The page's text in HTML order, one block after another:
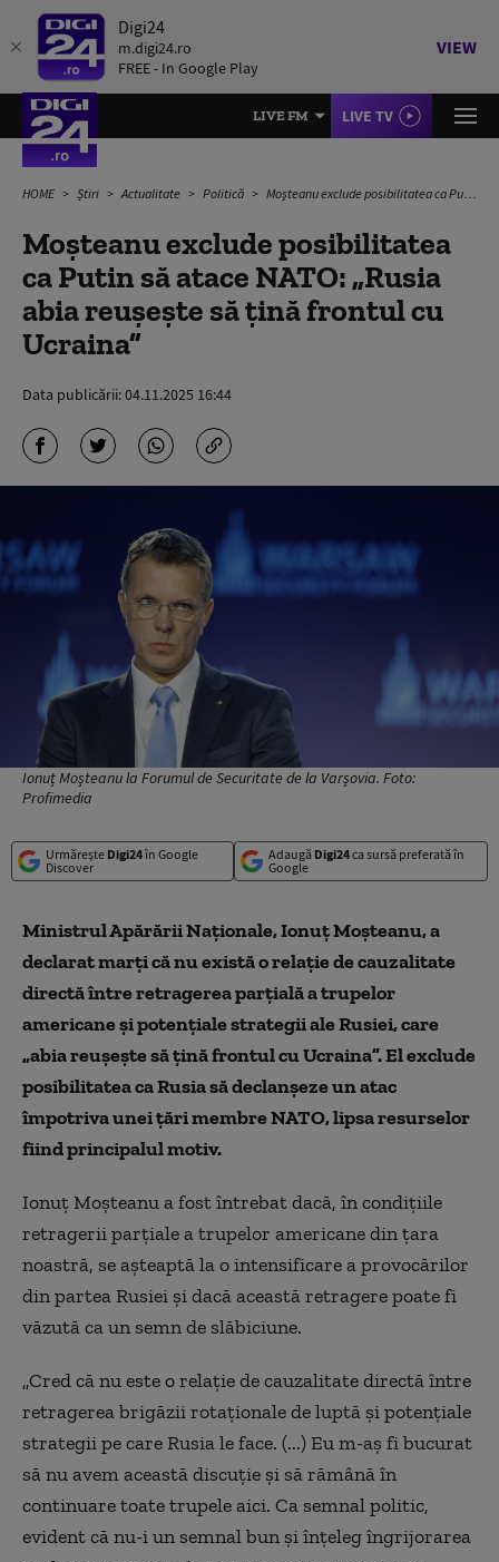
Digi24
m.digi24.ro
FREE - In Google Play
VIEW
LIVE FM LIVE TV
HOME Știri Actualitate Politică Moşteanu exclude posibilitatea ca Putin să atace NATO: „Rusia abia reuşeşte să ţină frontul cu Ucraina”
Moşteanu exclude posibilitatea
ca Putin să atace NATO: „Rusia
abia reuşeşte să ţină frontul cu
Ucraina”
Data publicării:04.11.2025 16:44
Ionuț Moșteanu la Forumul de Securitate de la Varșovia. Foto:
Profimedia
Urmărește Digi24în Google
Discover
Adaugă Digi24ca sursă preferată în
Google
Ministrul Apărării Naţionale, Ionuţ Moşteanu, a
declarat marţi că nu există o relaţie de cauzalitate
directă între retragerea parţială a trupelor
americane şi potenţiale strategii ale Rusiei, care
„abia reuşeşte să ţină frontul cu Ucraina”. El exclude
posibilitatea ca Rusia să declanșeze un atac
împotriva unei țări membre NATO, lipsa resurselor
fiind principalul motiv.
Ionuț Moşteanu a fost întrebat dacă, în condiţiile
retragerii parţiale a trupelor americane din ţara
noastră, se aşteaptă la o intensificare a provocărilor
din partea Rusiei şi dacă această retragere poate fi
văzută ca un semn de slăbiciune.
„Cred că nu este o relaţie de cauzalitate directă între
retragerea brigăzii rotaţionale de luptă şi potenţiale
strategii pe care Rusia le face. (...) Eu m-aş fi bucurat
să nu avem această discuţie şi să rămână în
continuare toate trupele aici. Ca semnal politic,
evident că nu-i un semnal bun şi înţeleg îngrijorarea